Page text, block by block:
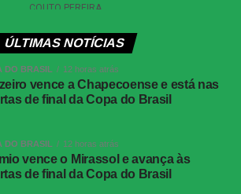
tempo sem nenhuma finalização a
dificuldade para escapar da marcação
a Fúria manteve a postura ofensiva.
minuto, Baena avançou pela
mas o goleiro argentino
21, Dani Olmo e Ferrán Torres
a trabalhar novamente. Aos 31,
ÚLTIMAS NOTÍCIAS
DO BRASIL 12 horas atrás
vence a Chapecoense e está nas
de final da Copa do Brasil
DO BRASIL 12 horas atrás
vence o Mirassol e avança às
de final da Copa do Brasil